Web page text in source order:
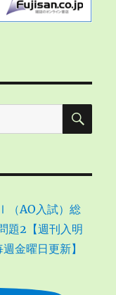
検
（AO入試）総
題2【週刊入明
曜日更新】